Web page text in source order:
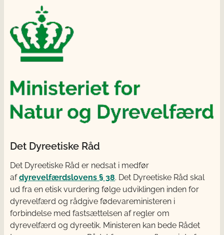
Det Dyreetiske Råd
Det Dyreetiske Råd er nedsat i medfør
afdyrevelfærdslovens § 38. Det Dyreetiske Råd skal
ud fra en etisk vurdering følge udviklingen inden for
dyrevelfærd og rådgive fødevareministeren i
forbindelse med fastsættelsen af regler om
dyrevelfærd og dyreetik. Ministeren kan bede Rådet